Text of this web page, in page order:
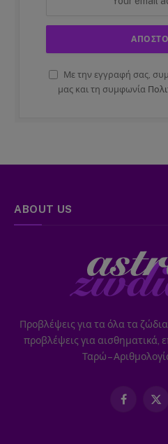
Με την εγγραφή σας,
μας και τη συμφωνία
ABOUT US
Προβλέψεις για τα όλα τα
προβλέψεις για αισθηματικά,
Ταρώ –
Facebook
X